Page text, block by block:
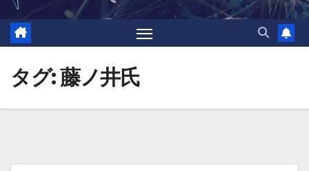
タグ:藤ノ井氏